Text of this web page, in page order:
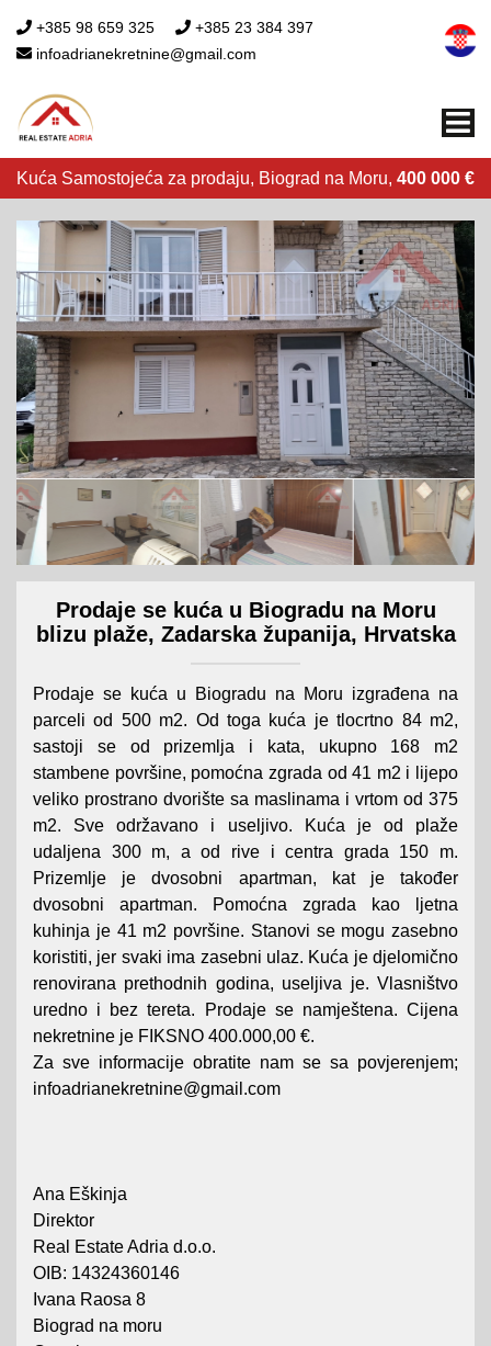
+385 98 659 325
+385 23 384 397
infoadrianekretnine@gmail.com
Kuća Samostojeća za prodaju, Biograd na Moru, 400 000 €
Prodaje se kuća u Biogradu na Moru
blizu plaže, Zadarska županija, Hrvatska
Prodaje se kuća u Biogradu na Moru izgrađena na
parceli od 500 m2. Od toga kuća je tlocrtno 84 m2,
sastoji se od prizemlja i kata, ukupno 168 m2
stambene površine, pomoćna zgrada od 41 m2 i lijepo
veliko prostrano dvorište sa maslinama i vrtom od 375
m2. Sve održavano i useljivo. Kuća je od plaže
udaljena 300 m, a od rive i centra grada 150 m.
Prizemlje je dvosobni apartman, kat je također
dvosobni apartman. Pomoćna zgrada kao ljetna
kuhinja je 41 m2 površine. Stanovi se mogu zasebno
koristiti, jer svaki ima zasebni ulaz. Kuća je djelomično
renovirana prethodnih godina, useljiva je. Vlasništvo
uredno i bez tereta. Prodaje se namještena. Cijena
nekretnine je FIKSNO 400.000,00 €.
Za sve informacije obratite nam se sa povjerenjem;
infoadrianekretnine@gmail.com
Ana Eškinja
Direktor
Real Estate Adria d.o.o.
OIB: 14324360146
Ivana Raosa 8
Biograd na moru